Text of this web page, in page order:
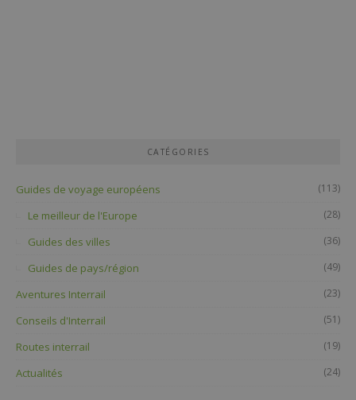
CATÉGORIES
Guides de voyage européens (113)
Le meilleur de l'Europe (28)
Guides des villes (36)
Guides de pays/région (49)
Aventures Interrail (23)
Conseils d'Interrail (51)
Routes interrail (19)
Actualités (24)